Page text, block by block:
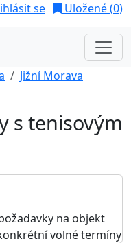
se Uložené (0)
Jižní Morava
s tenisovým
na objekt
volné termíny